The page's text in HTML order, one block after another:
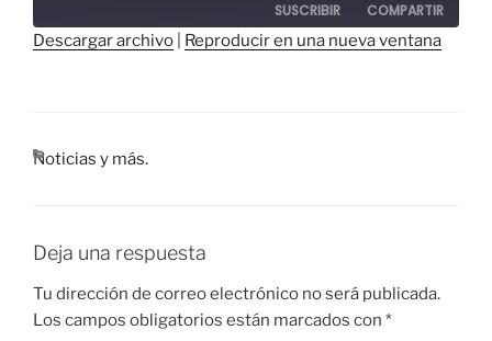
SUSCRIBIR COMPARTIR
INCRUST
AR
Descargar archivo Reproducir en una nueva ventana
CATEGORÍAS
Noticias y más.
Deja una respuesta
Tu dirección de correo electrónico no será publicada.
Los campos obligatorios están marcados con *